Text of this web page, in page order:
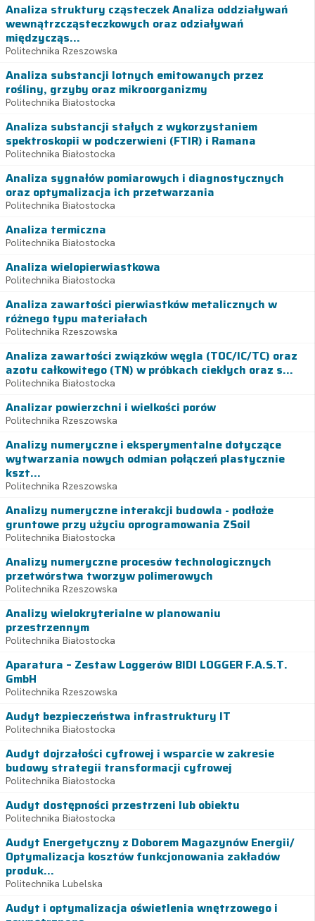
Analiza struktury cząsteczek Analiza oddziaływań
wewnątrzcząsteczkowych oraz odziaływań
międzycząs...
Politechnika Rzeszowska
Analiza substancji lotnych emitowanych przez
rośliny, grzyby oraz mikroorganizmy
Politechnika Białostocka
Analiza substancji stałych z wykorzystaniem
spektroskopii w podczerwieni (FTIR) i Ramana
Politechnika Białostocka
Analiza sygnałów pomiarowych i diagnostycznych
oraz optymalizacja ich przetwarzania
Politechnika Białostocka
Analiza termiczna
Politechnika Białostocka
Analiza wielopierwiastkowa
Politechnika Białostocka
Analiza zawartości pierwiastków metalicznych w
różnego typu materiałach
Politechnika Rzeszowska
Analiza zawartości związków węgla (TOC/IC/TC) oraz
azotu całkowitego (TN) w próbkach ciekłych oraz s...
Politechnika Białostocka
Analizar powierzchni i wielkości porów
Politechnika Rzeszowska
Analizy numeryczne i eksperymentalne dotyczące
wytwarzania nowych odmian połączeń plastycznie
kszt...
Politechnika Rzeszowska
Analizy numeryczne interakcji budowla - podłoże
gruntowe przy użyciu oprogramowania ZSoil
Politechnika Białostocka
Analizy numeryczne procesów technologicznych
przetwórstwa tworzyw polimerowych
Politechnika Rzeszowska
Analizy wielokryterialne w planowaniu
przestrzennym
Politechnika Białostocka
Aparatura – Zestaw Loggerów BIDI LOGGER F.A.S.T.
GmbH
Politechnika Rzeszowska
Audyt bezpieczeństwa infrastruktury IT
Politechnika Białostocka
Audyt dojrzałości cyfrowej i wsparcie w zakresie
budowy strategii transformacji cyfrowej
Politechnika Białostocka
Audyt dostępności przestrzeni lub obiektu
Politechnika Białostocka
Audyt Energetyczny z Doborem Magazynów Energii/
Optymalizacja kosztów funkcjonowania zakładów
produk...
Politechnika Lubelska
Audyt i optymalizacja oświetlenia wnętrzowego i